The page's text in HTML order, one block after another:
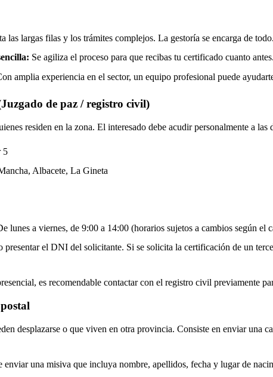
las largas filas y los trámites complejos. La gestoría se encarga de todo.
Se agiliza el proceso para que recibas tu certificado cuanto antes.
amplia experiencia en el sector, un equipo profesional puede
de paz / registro civil)
residen en la zona. El interesado debe acudir personalmente a las
5
Albacete, La Gineta
lunes a viernes, de 9:00 a 14:00 (horarios sujetos a cambios según el
presentar el DNI del solicitante. Si se solicita la certificación de un
es recomendable contactar con el registro civil previamente
desplazarse o que viven en otra provincia. Consiste en enviar una
enviar una misiva que incluya nombre, apellidos, fecha y lugar de